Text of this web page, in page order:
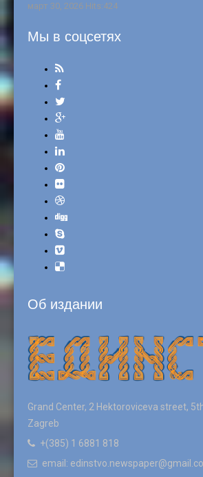
март 30, 2026 Hits:424
Мы в соцсетях
Об издании
Grand Center, 2 Hektoroviceva street,
Zagreb
+(385) 1 6881 818
email: